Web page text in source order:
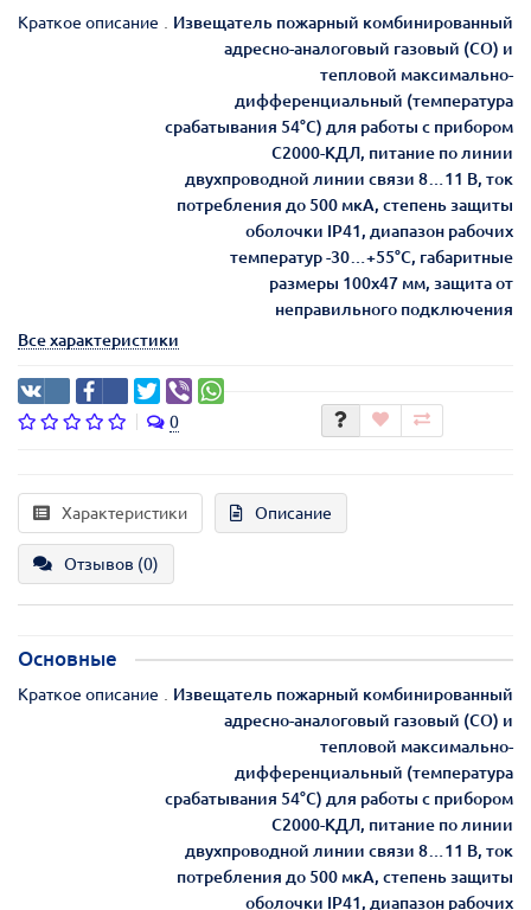
Краткое описание
Извещатель пожарный комбинированный
адресно-аналоговый газовый (СО) и
тепловой максимально-
дифференциальный (температура
срабатывания 54°С) для работы с прибором
С2000-КДЛ, питание по линии
двухпроводной линии связи 8…11 В, ток
потребления до 500 мкА, степень защиты
оболочки IP41, диапазон рабочих
температур -30…+55°С, габаритные
размеры 100х47 мм, защита от
неправильного подключения
Все характеристики
0
Характеристики Описание
Отзывов (0)
Основные
Краткое описание
Извещатель пожарный комбинированный
адресно-аналоговый газовый (СО) и
тепловой максимально-
дифференциальный (температура
срабатывания 54°С) для работы с прибором
С2000-КДЛ, питание по линии
двухпроводной линии связи 8…11 В, ток
потребления до 500 мкА, степень защиты
оболочки IP41, диапазон рабочих